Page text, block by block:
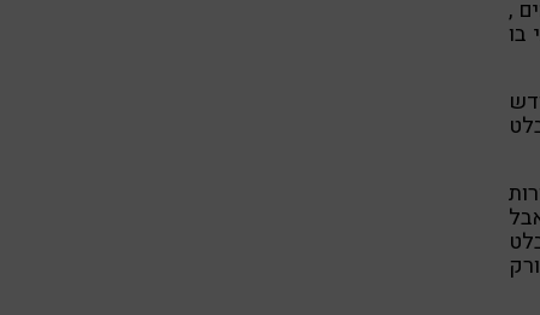
,
בו